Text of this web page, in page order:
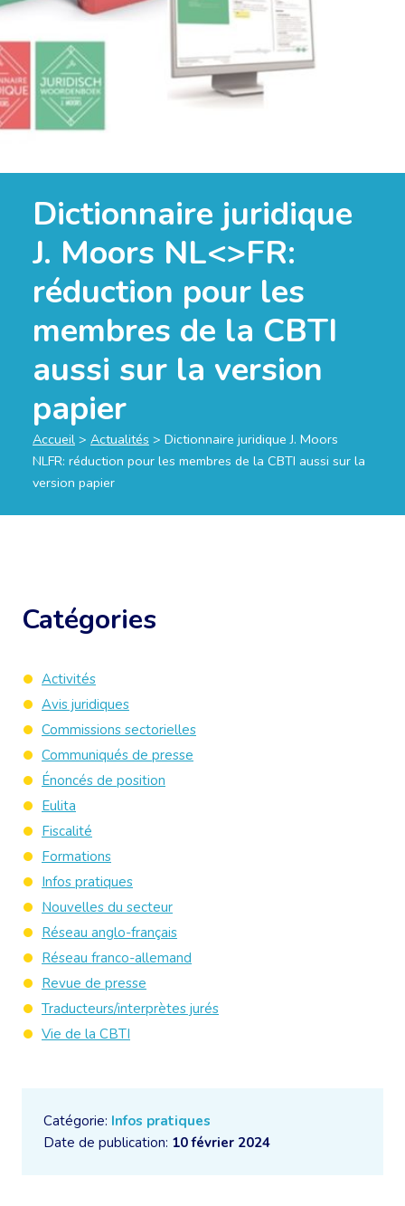
Dictionnaire juridique
J. Moors NL<>FR:
réduction pour les
membres de la CBTI
aussi sur la version
papier
Accueil > Actualités > Dictionnaire juridique J. Moors
NLFR: réduction pour les membres de la CBTI aussi sur la
version papier
Catégorie: Infos pratiques
Date de publication: 10 février 2024
Catégories
Activités
Avis juridiques
Commissions sectorielles
Communiqués de presse
Énoncés de position
Eulita
Fiscalité
Formations
Infos pratiques
Nouvelles du secteur
Réseau anglo-français
Réseau franco-allemand
Revue de presse
Traducteurs/interprètes jurés
Vie de la CBTI